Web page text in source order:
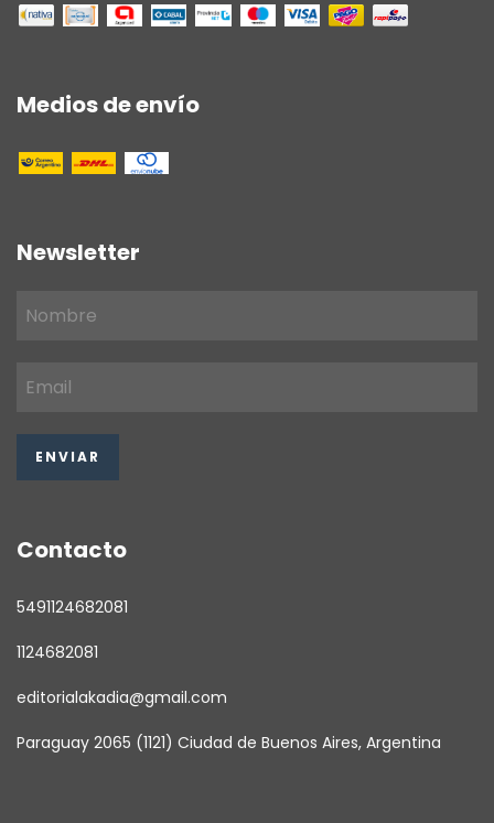
Medios de envío
Newsletter
Contacto
5491124682081
1124682081
editorialakadia@gmail.com
Paraguay 2065 (1121) Ciudad de Buenos Aires, Argentina